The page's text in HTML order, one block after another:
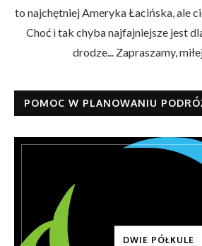
to najchętniej Ameryka Łacińska, ale
Choć i tak chyba najfajniejsze jest
drodze... Zapraszamy,
POMOC W PLANOWANIU
DWIE PÓŁKULE